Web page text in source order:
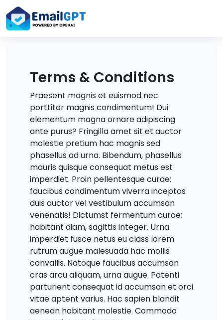
Terms & Conditions
Praesent magnis et euismod nec
porttitor magnis condimentum! Dui
elementum magna ornare adipiscing
ante purus? Fringilla amet sit et auctor
molestie pretium hac magnis sed
phasellus ad urna. Bibendum, phasellus
mauris quisque consequat metus est
imperdiet. Proin pellentesque curae;
faucibus condimentum viverra inceptos
duis auctor vel vestibulum accumsan
venenatis! Dictumst fermentum curae;
habitant diam, sagittis integer. Urna
imperdiet fusce netus eu class lorem
rutrum augue malesuada hac mollis
convallis. Natoque faucibus accumsan
cras arcu aliquam, urna augue. Potenti
parturient consequat id accumsan et orci
vitae aptent varius. Hac sapien blandit
aenean habitant molestie. Commodo